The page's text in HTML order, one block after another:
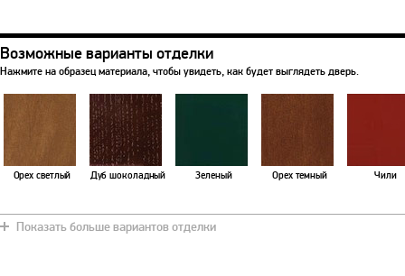
Возможные варианты отделки
Нажмите на образец материала, чтобы увидеть, как будет выглядеть дверь.
Орех светлый Дуб шоколадный Зеленый Орех темный Чили
Показать больше вариантов отделки